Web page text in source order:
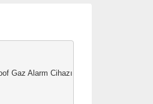
Alarm Cihazı Sanayi Tipi